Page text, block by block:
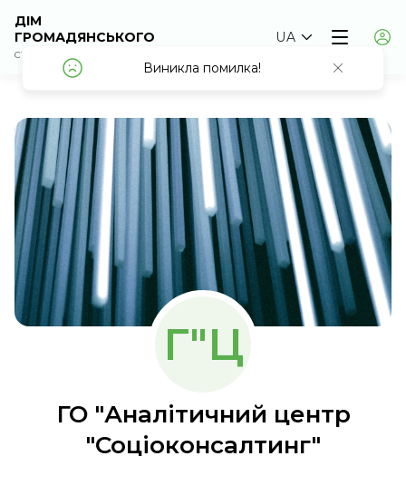
ДІМ
ГРОМАДЯНСЬКОГО
СУСПІЛЬСТВА
UA
Виникла помилка!
Г"Ц
ГО "Аналітичний центр
"Соціоконсалтинг"
Виникла помилка!